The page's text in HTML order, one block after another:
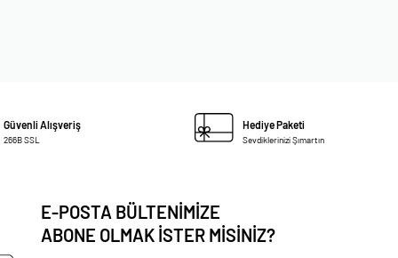
Güvenli Alışveriş
266B SSL
Hediye Paketi
Sevdiklerinizi Şımartın
E-POSTA BÜLTENİMİZE
ABONE OLMAK İSTER MİSİNİZ?